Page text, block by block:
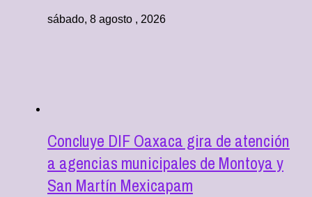
sábado, 8 agosto , 2026
Concluye DIF Oaxaca gira de atención
a agencias municipales de Montoya y
San Martín Mexicapam